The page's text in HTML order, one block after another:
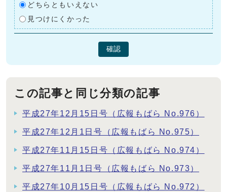
どちらともいえない
見つけにくかった
確認
この記事と同じ分類の記事
平成27年12月15日号（広報もばら No.976）
平成27年12月1日号（広報もばら No.975）
平成27年11月15日号（広報もばら No.974）
平成27年11月1日号（広報もばら No.973）
平成27年10月15日号（広報もばら No.972）